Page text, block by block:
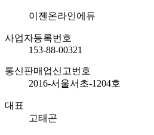
회사명이젠온라인에듀
사업자등록번호
153-88-00321
통신판매업신고번호
2016-서울서초-1204호
대표
고태곤